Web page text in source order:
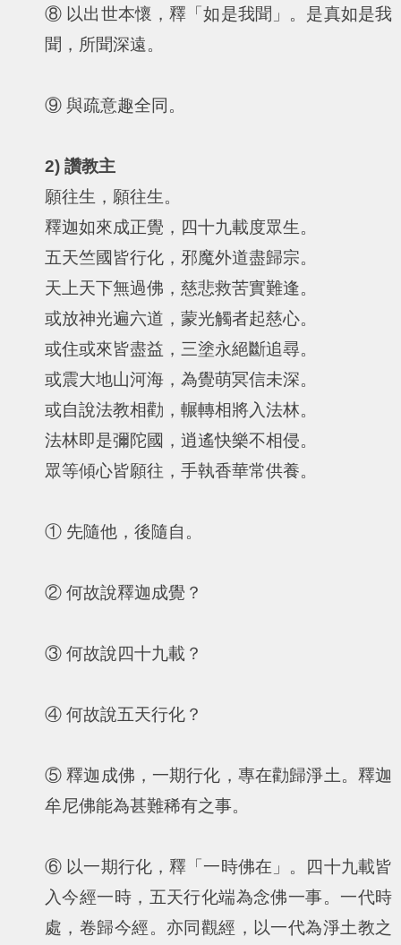
⑧ 以出世本懷，釋「如是我聞」。是真如是我
聞，所聞深遠。
⑨ 與疏意趣全同。
2) 讚教主
願往生，願往生。
釋迦如來成正覺，四十九載度眾生。
五天竺國皆行化，邪魔外道盡歸宗。
天上天下無過佛，慈悲救苦實難逢。
或放神光遍六道，蒙光觸者起慈心。
或住或來皆盡益，三塗永絕斷追尋。
或震大地山河海，為覺萌冥信未深。
或自說法教相勸，輾轉相將入法林。
法林即是彌陀國，逍遙快樂不相侵。
眾等傾心皆願往，手執香華常供養。
① 先隨他，後隨自。
② 何故說釋迦成覺？
③ 何故說四十九載？
④ 何故說五天行化？
⑤ 釋迦成佛，一期行化，專在勸歸淨土。釋迦
牟尼佛能為甚難稀有之事。
⑥ 以一期行化，釋「一時佛在」。四十九載皆
入今經一時，五天行化端為念佛一事。一代時
處，卷歸今經。亦同觀經，以一代為淨土教之